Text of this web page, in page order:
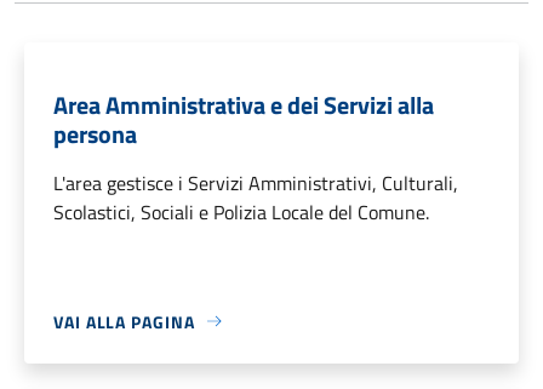
Area Amministrativa e dei Servizi alla
persona
L'area gestisce i Servizi Amministrativi, Culturali,
Scolastici, Sociali e Polizia Locale del Comune.
VAI ALLA PAGINA